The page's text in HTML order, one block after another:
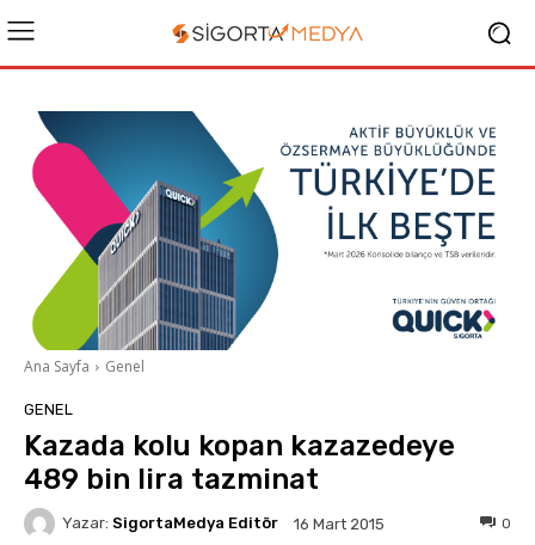
Ana Sayfa Genel
GENEL
Kazada kolu kopan kazazedeye
489 bin lira tazminat
Yazar: SigortaMedya Editör 16 Mart 2015 0